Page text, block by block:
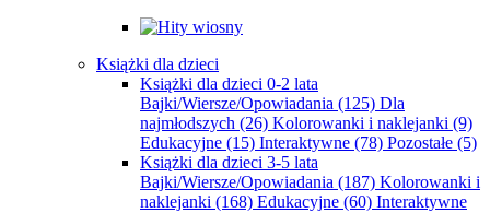
Książki dla dzieci
Książki dla dzieci 0-2 lata
Bajki/Wiersze/Opowiadania (125) Dla
najmłodszych (26) Kolorowanki i naklejanki (9)
Edukacyjne (15) Interaktywne (78) Pozostałe (5)
Książki dla dzieci 3-5 lata
Bajki/Wiersze/Opowiadania (187) Kolorowanki i
naklejanki (168) Edukacyjne (60) Interaktywne